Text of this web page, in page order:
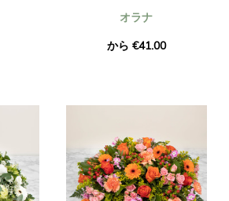
オラナ
から €41.00